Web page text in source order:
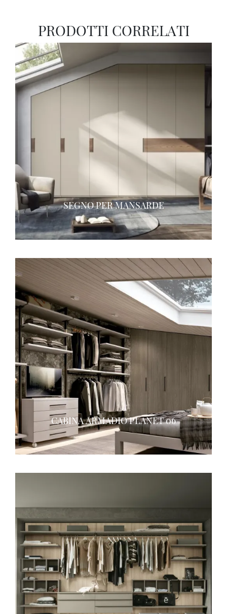
PRODOTTI CORRELATI
SEGNO PER MANSARDE
CABINA ARMADIO PLANET 06